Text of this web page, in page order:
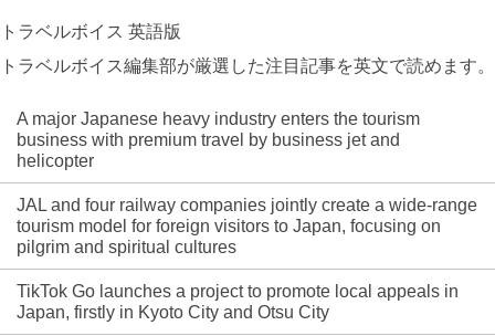
トラベルボイス 英語版
トラベルボイス編集部が厳選した注目記事を英文で読めます。
A major Japanese heavy industry enters the tourism
business with premium travel by business jet and
helicopter
JAL and four railway companies jointly create a wide-range
tourism model for foreign visitors to Japan, focusing on
pilgrim and spiritual cultures
TikTok Go launches a project to promote local appeals in
Japan, firstly in Kyoto City and Otsu City